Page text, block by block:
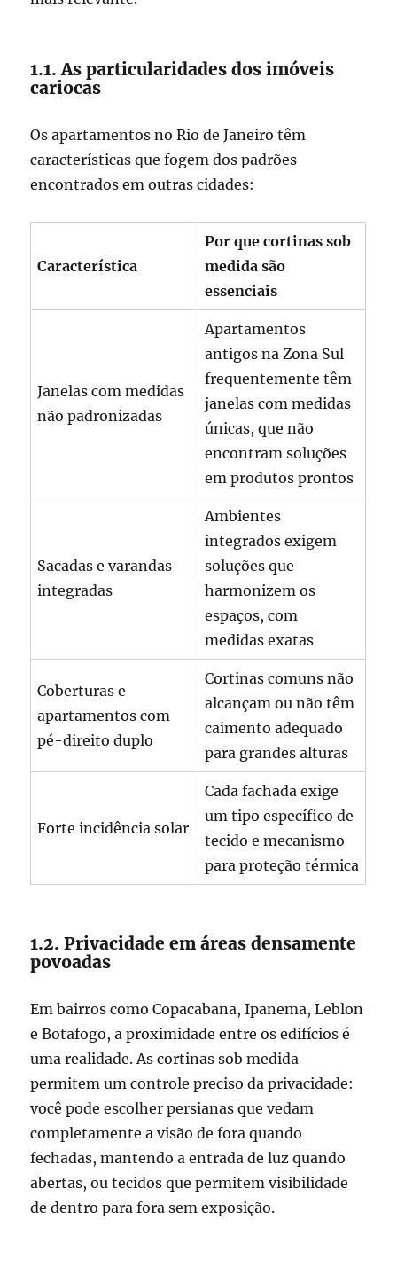
1.1. As particularidades dos imóveis
cariocas
Os apartamentos no Rio de Janeiro têm
características que fogem dos padrões
encontrados em outras cidades:
Característica
Por que cortinas sob
medida são
essenciais
Janelas com medidas
não padronizadas
Apartamentos
antigos na Zona Sul
frequentemente têm
janelas com medidas
únicas, que não
encontram soluções
em produtos prontos
Sacadas e varandas
integradas
Ambientes
integrados exigem
soluções que
harmonizem os
espaços, com
medidas exatas
Coberturas e
apartamentos com
pé-direito duplo
Cortinas comuns não
alcançam ou não têm
caimento adequado
para grandes alturas
Forte incidência solar
Cada fachada exige
um tipo específico de
tecido e mecanismo
para proteção térmica
1.2. Privacidade em áreas densamente
povoadas
Em bairros como Copacabana, Ipanema, Leblon
e Botafogo, a proximidade entre os edifícios é
uma realidade. As cortinas sob medida
permitem um controle preciso da privacidade:
você pode escolher persianas que vedam
completamente a visão de fora quando
fechadas, mantendo a entrada de luz quando
abertas, ou tecidos que permitem visibilidade
de dentro para fora sem exposição.